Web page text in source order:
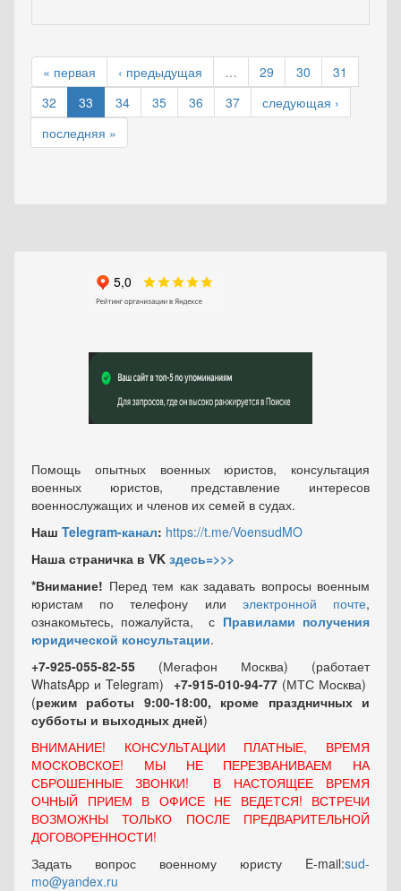
« первая ‹ предыдущая … 29 30
31
32
33 34 35 36 37
следующая ›
последняя »
Помощь опытных военных юристов, консультация
военных юристов, представление интересов
военнослужащих и членов их семей в судах.
Наш Telegram-канал: https://t.me/VoensudMO
Наша страничка в VK здесь=>>>
*Внимание! Перед тем как задавать вопросы военным
юристам по телефону или электронной почте,
ознакомьтесь, пожалуйста, с Правилами получения
юридической консультации.
+7-925-055-82-55 (Мегафон Москва) (работает
WhatsApp и Telegram) +7-915-010-94-77 (МТС Москва)
(режим работы 9:00-18:00, кроме праздничных и
субботы и выходных дней)
ВНИМАНИЕ! КОНСУЛЬТАЦИИ ПЛАТНЫЕ, ВРЕМЯ
МОСКОВСКОЕ! МЫ НЕ ПЕРЕЗВАНИВАЕМ НА
СБРОШЕННЫЕ ЗВОНКИ! В НАСТОЯЩЕЕ ВРЕМЯ
ОЧНЫЙ ПРИЕМ В ОФИСЕ НЕ ВЕДЕТСЯ! ВСТРЕЧИ
ВОЗМОЖНЫ ТОЛЬКО ПОСЛЕ ПРЕДВАРИТЕЛЬНОЙ
ДОГОВОРЕННОСТИ!
Задать вопрос военному юристу E-mail:sud-
mo@yandex.ru